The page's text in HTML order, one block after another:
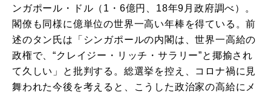
ンガポール・ドル（1・6億円、18年9月政府調べ）。
閣僚も同様に億単位の世界一高い年棒を得ている。前
述のタン氏は「シンガポールの内閣は、世界一高給の
政権で、“クレイジー・リッチ・サラリー”と揶揄され
て久しい」と批判する。総選挙を控え、コロナ禍に見
舞われた今後を考えると、こうした政治家の高給にメ